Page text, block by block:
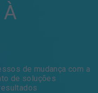
de mudança com a
de soluções